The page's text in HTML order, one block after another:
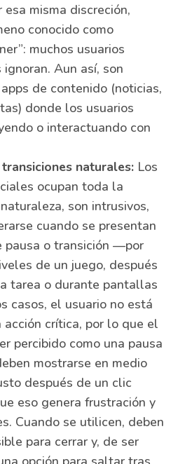
misma discreción,
conocido como
muchos usuarios
Aun así, son
de contenido (noticias,
donde los usuarios
o interactuando con
naturales: Los
ocupan toda la
son intrusivos,
cuando se presentan
pausa o transición —por
de un juego, después
tarea o durante pantallas
casos, el usuario no está
acción crítica, por lo que el
percibido como una pausa
mostrarse en medio
después de un clic
eso genera frustración y
Cuando se utilicen, deben
para cerrar y, de ser